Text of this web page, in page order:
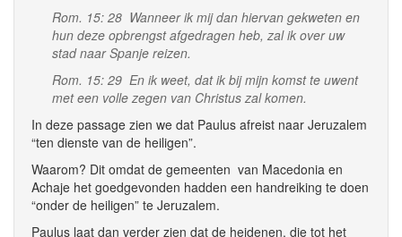
Rom. 15: 28 Wanneer ik mij dan hiervan gekweten en
hun deze opbrengst afgedragen heb, zal ik over uw
stad naar Spanje reizen.
Rom. 15: 29 En ik weet, dat ik bij mijn komst te uwent
met een volle zegen van Christus zal komen.
In deze passage zien we dat Paulus afreist naar Jeruzalem
“ten dienste van de heiligen”.
Waarom? Dit omdat de gemeenten van Macedonia en
Achaje het goedgevonden hadden een handreiking te doen
“onder de heiligen” te Jeruzalem.
Paulus laat dan verder zien dat de heidenen, die tot het